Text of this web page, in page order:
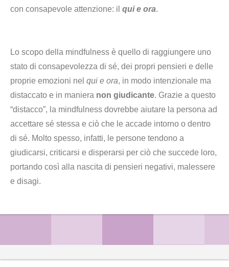
con consapevole attenzione: il qui e ora.
Lo scopo della mindfulness è quello di raggiungere uno
stato di consapevolezza di sé, dei propri pensieri e delle
proprie emozioni nel qui e ora, in modo intenzionale ma
distaccato e in maniera non giudicante. Grazie a questo
“distacco”, la mindfulness dovrebbe aiutare la persona ad
accettare sé stessa e ciò che le accade intorno o dentro
di sé. Molto spesso, infatti, le persone tendono a
giudicarsi, criticarsi e disperarsi per ciò che succede loro,
portando così alla nascita di pensieri negativi, malessere
e disagi.